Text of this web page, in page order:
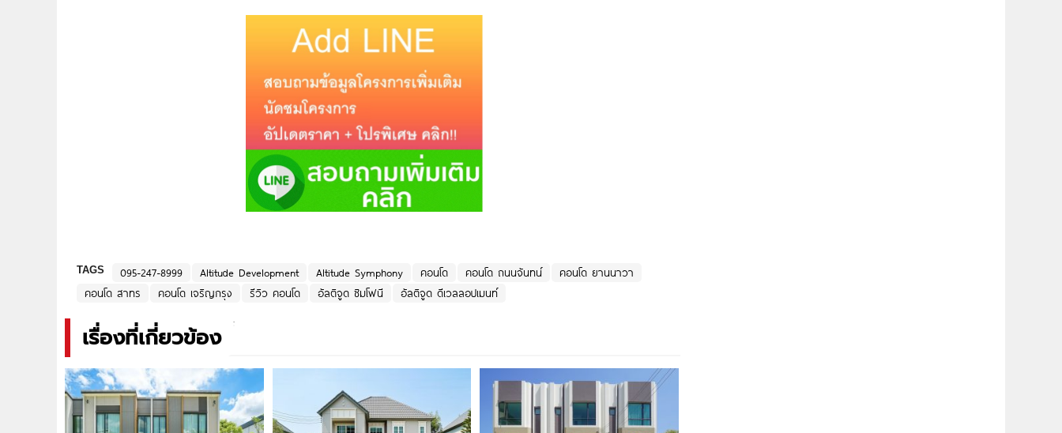
TAGS 095-247-8999 Altitude Development Altitude Symphony คอนโด คอนโด ถนนจันทน์
คอนโด ยานนาวา
คอนโด สาทร
คอนโด เจริญกรุง รีวิว คอนโด อัลติจูด ซิมโฟนี อัลติจูด ดีเวลลอปเมนท์
เรื่องที่เกี่ยวข้อง